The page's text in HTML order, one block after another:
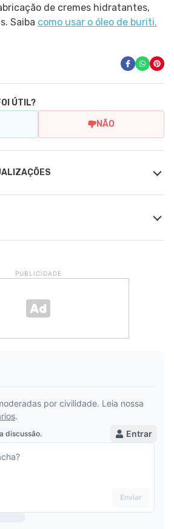
de cremes hidratantes,
Saiba como usar o óleo de buriti.
ÚTIL?
NÃO
PUBLICIDADE